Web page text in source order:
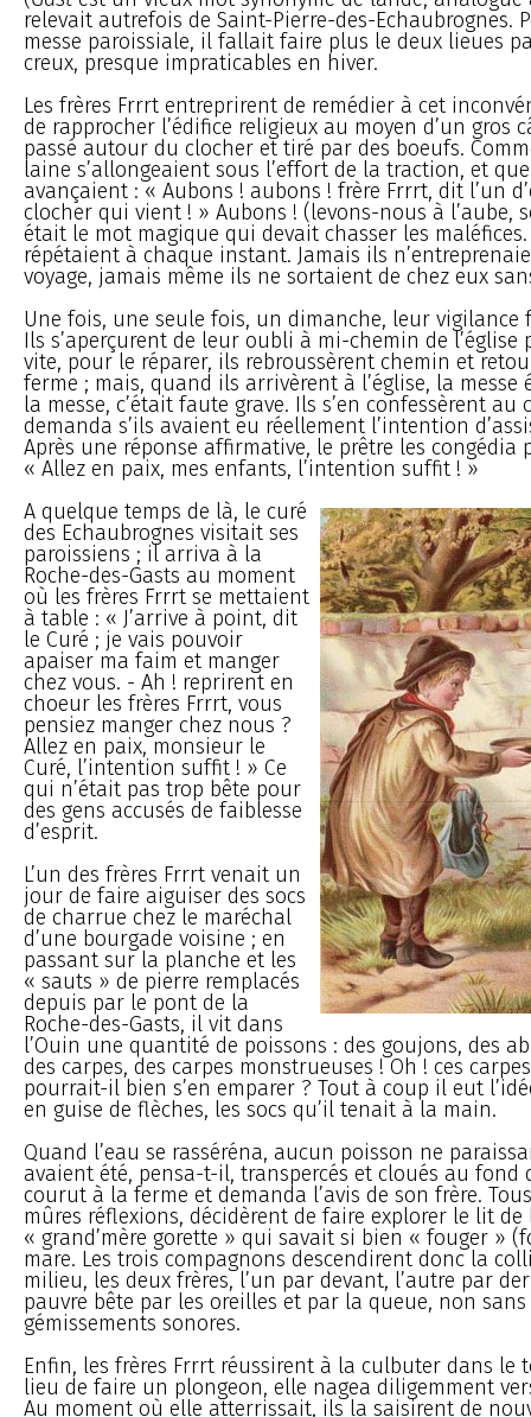
relevait autrefois de Saint-Pierre-des-Echaubrognes.
messe paroissiale, il fallait faire plus le deux lieues
creux, presque impraticables en hiver.
Les frères Frrrt entreprirent de remédier à cet
de rapprocher l’édifice religieux au moyen d’un gros
passé autour du clocher et tiré par des boeufs.
laine s’allongeaient sous l’effort de la traction, et
avançaient : « Aubons ! aubons ! frère Frrrt, dit l’un
clocher qui vient ! » Aubons ! (levons-nous à l’aube,
était le mot magique qui devait chasser les
répétaient à chaque instant. Jamais ils
voyage, jamais même ils ne sortaient de chez eux
Une fois, une seule fois, un dimanche, leur vigilance
Ils s’aperçurent de leur oubli à mi-chemin de l’église
vite, pour le réparer, ils rebroussèrent chemin et
ferme ; mais, quand ils arrivèrent à l’église, la
la messe, c’était faute grave. Ils s’en confessèrent au
demanda s’ils avaient eu réellement l’intention
Après une réponse affirmative, le prêtre les congédia
« Allez en paix, mes enfants, l’intention suffit ! »
A quelque temps de là, le curé
des Echaubrognes visitait ses
paroissiens ; il arriva à la
Roche-des-Gasts au moment
où les frères Frrrt se mettaient
à table : « J’arrive à point, dit
le Curé ; je vais pouvoir
apaiser ma faim et manger
chez vous. - Ah ! reprirent en
choeur les frères Frrrt, vous
pensiez manger chez nous ?
Allez en paix, monsieur le
Curé, l’intention suffit ! » Ce
qui n’était pas trop bête pour
des gens accusés de faiblesse
d’esprit.
L’un des frères Frrrt venait un
jour de faire aiguiser des socs
de charrue chez le maréchal
d’une bourgade voisine ; en
passant sur la planche et les
« sauts » de pierre remplacés
depuis par le pont de la
Roche-des-Gasts, il vit dans
l’Ouin une quantité de poissons : des goujons, des
des carpes, des carpes monstrueuses ! Oh ! ces
pourrait-il bien s’en emparer ? Tout à coup il eut
en guise de flèches, les socs qu’il tenait à la main.
Quand l’eau se rasséréna, aucun poisson ne
avaient été, pensa-t-il, transpercés et cloués au fond
courut à la ferme et demanda l’avis de son frère.
mûres réflexions, décidèrent de faire explorer le lit
« grand’mère gorette » qui savait si bien « fouger »
mare. Les trois compagnons descendirent donc la
milieu, les deux frères, l’un par devant, l’autre par
pauvre bête par les oreilles et par la queue, non
gémissements sonores.
Enfin, les frères Frrrt réussirent à la culbuter dans le
lieu de faire un plongeon, elle nagea diligemment
Au moment où elle atterrissait, ils la saisirent de